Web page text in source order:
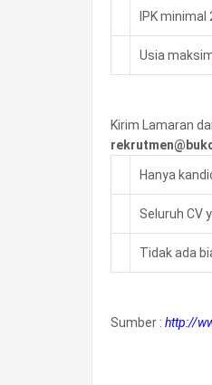
IPK minimal
Usia
Kirim Lamaran
Hanya
Seluruh CV
Tidak ada
Sumber : http://